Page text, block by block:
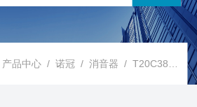
产品中心 /诺冠 /消音器 / T20C3800IMI Norgren诺冠消音器